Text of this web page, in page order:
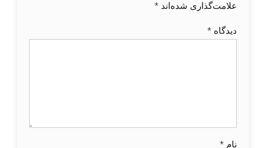
علامت‌گذاری شده‌اند *
دیدگاه *
نام *